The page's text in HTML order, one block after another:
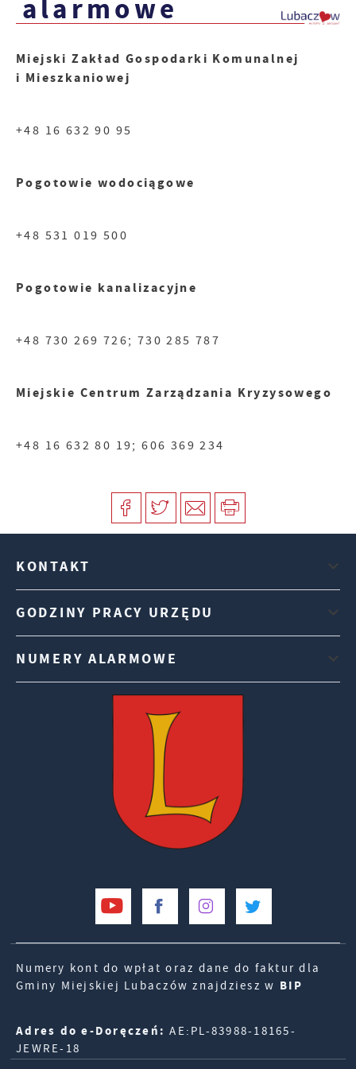
alarmowe
Miejski Zakład Gospodarki Komunalnej
i Mieszkaniowej
+48 16 632 90 95
Pogotowie wodociągowe
+48 531 019 500
Pogotowie kanalizacyjne
+48 730 269 726; 730 285 787
Miejskie Centrum Zarządzania Kryzysowego
+48 16 632 80 19; 606 369 234
KONTAKT
GODZINY PRACY URZĘDU
NUMERY ALARMOWE
Numery kont do wpłat oraz dane do faktur dla
Gminy Miejskiej Lubaczów znajdziesz w BIP
Adres do e-Doręczeń: AE:PL-83988-18165-
JEWRE-18